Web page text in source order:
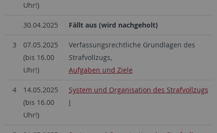
Uhr!)
30.04.2025 Fällt aus (wird nachgeholt)
3
07.05.2025
(bis 16.00
Uhr!)
Verfassungsrechtliche Grundlagen des
Strafvollzugs,
Aufgaben und Ziele
4
14.05.2025
(bis 16.00
Uhr!)
System und Organisation des Strafvollzugs
I